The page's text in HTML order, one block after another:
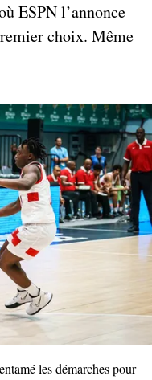
ESPN l’annonce
choix. Même
les démarches pour